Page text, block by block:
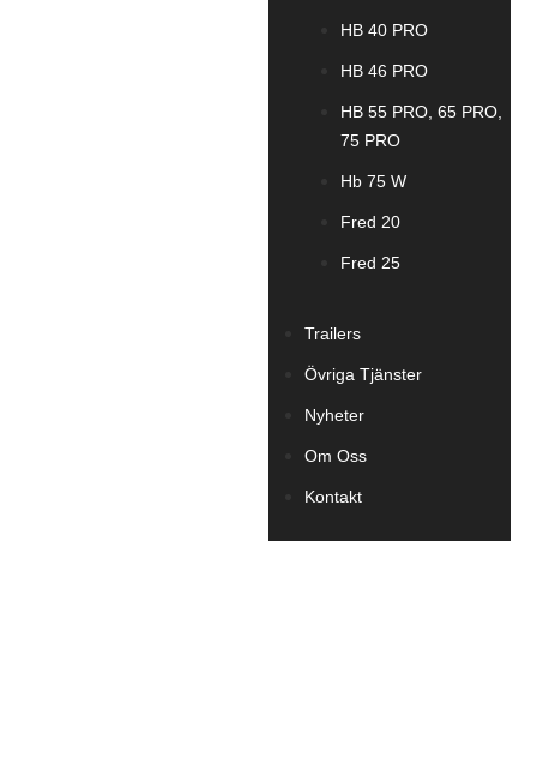
HB 40 PRO
HB 46 PRO
HB 55 PRO, 65 PRO,
75 PRO
Hb 75 W
Fred 20
Fred 25
Trailers
Övriga Tjänster
Nyheter
Om Oss
Kontakt